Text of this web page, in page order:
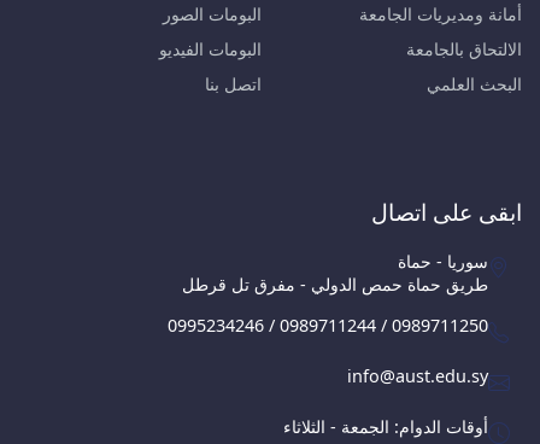
أمانة ومديريات الجامعة
الالتحاق بالجامعة
البحث العلمي
البومات الصور
البومات الفيديو
اتصل بنا
ابقى على اتصال
سوريا - حماة
طريق حماة حمص الدولي - مفرق تل قرطل
0995234246 / 0989711244 / 0989711250
info@aust.edu.sy
أوقات الدوام: الجمعة - الثلاثاء